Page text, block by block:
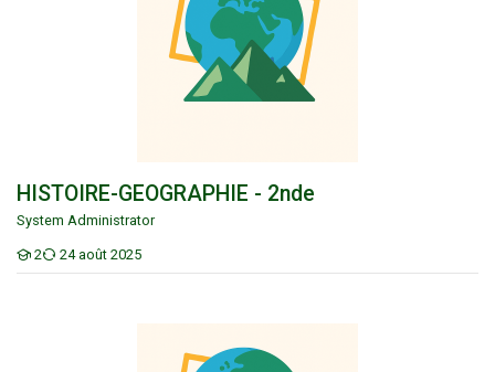
HISTOIRE-GEOGRAPHIE - 2nde
System Administrator
2
Étudiants
24 août 2025